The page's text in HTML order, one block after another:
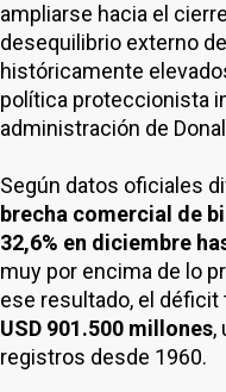
ampliarse hacia el
desequilibrio externo
históricamente
política proteccionista
administración de
Según datos oficiales
brecha comercial de
32,6% en diciembre
muy por encima de lo
ese resultado, el déficit
USD 901.500 millones,
registros desde 1960.